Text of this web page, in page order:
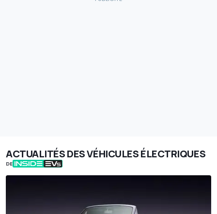
ACTUALITÉS DES VÉHICULES ÉLECTRIQUES
DE